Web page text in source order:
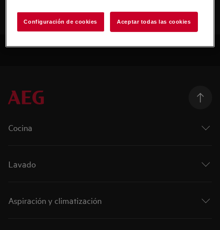
Cocina
Lavado
Aspiración y climatización
Configuración de cookies Aceptar todas las cookies